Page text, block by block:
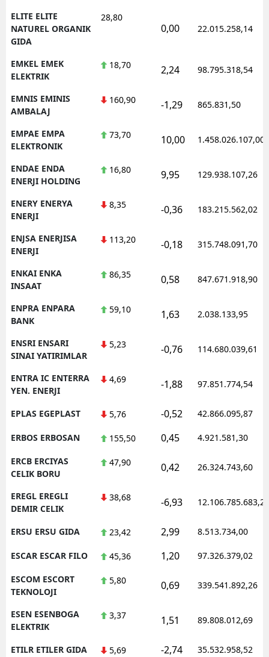
ELITE ELITE
NATUREL ORGANIK
GIDA
28,80
0,00 22.015.258,14
EMKEL EMEK
ELEKTRIK
18,70 2,24 98.795.318,54
EMNIS EMINIS
AMBALAJ
160,90 -1,29 865.831,50
EMPAE EMPA
ELEKTRONIK
73,70 10,00 1.458.026.107,00
ENDAE ENDA
ENERJI HOLDING
16,80 9,95 129.938.107,26
ENERY ENERYA
ENERJI
8,35 -0,36 183.215.562,02
ENJSA ENERJISA
ENERJI
113,20 -0,18 315.748.091,70
ENKAI ENKA
INSAAT
86,35 0,58 847.671.918,90
ENPRA ENPARA
BANK
59,10 1,63 2.038.133,95
ENSRI ENSARI
SINAI YATIRIMLAR
5,23 -0,76 114.680.039,61
ENTRA IC ENTERRA
YEN. ENERJI
4,69 -1,88 97.851.774,54
EPLAS EGEPLAST 5,76 -0,52 42.866.095,87
ERBOS ERBOSAN 155,50 0,45 4.921.581,30
ERCB ERCIYAS
CELIK BORU
47,90 0,42 26.324.743,60
EREGL EREGLI
DEMIR CELIK
38,68 -6,93 12.106.785.683,20
ERSU ERSU GIDA 23,42 2,99 8.513.734,00
ESCAR ESCAR FILO 45,36 1,20 97.326.379,02
ESCOM ESCORT
TEKNOLOJI
5,80 0,69 339.541.892,26
ESEN ESENBOGA
ELEKTRIK
3,37 1,51 89.808.012,69
ETILR ETILER GIDA 5,69 -2,74 35.532.958,52